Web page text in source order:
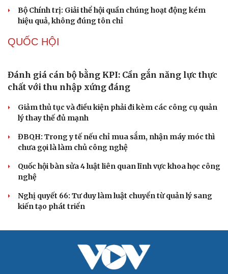
Thủ đoạn xuyên tạc mới trên không gian mạng thời AI
Tự cảnh giác trước tâm lý đám đông khi dùng mạng xã
hội
XÂY DỰNG, CHỈNH ĐỐN ĐẢNG
Đối ngoại linh hoạt dựa trên nền tảng chính trị
vững chắc
Điểm mới đột phá trong Chỉ thị số 07 về thực hành tư
tưởng, phong cách Hồ Chí Minh
Đảng ủy các cơ quan Đảng Trung ương xây dựng phần
mềm đánh giá cán bộ theo KPI
Đồng chí Trần Cẩm Tú: Bộ chỉ số đánh giá công việc
phải đo được kết quả thực chất
Bộ Chính trị: Giải thể hội quần chúng hoạt động kém